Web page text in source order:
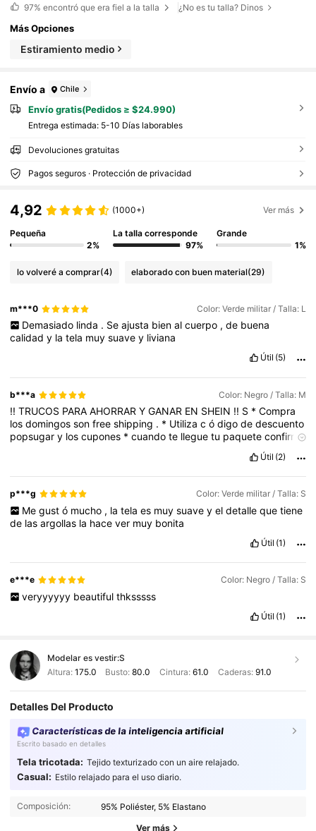
97% encontró que era fiel a la talla ¿No es tu talla? Dinos
Más Opciones
Estiramiento medio
Envío a Chile
Envío gratis(Pedidos ≥ $24.990)
Entrega estimada: 5-10 Días laborables
Devoluciones gratuitas
Pagos seguros · Protección de privacidad
4,92 (1000+) Ver más
Pequeña
2%
La talla corresponde
97%
Grande
1%
lo volveré a comprar(4) elaborado con buen material(29)
m***0 Color: Verde militar / Talla: L
Demasiado linda . Se ajusta bien al cuerpo , de buena
calidady latela muysuavey liviana
Útil (5)
b***a Color: Negro / Talla: M
!!TRUCOS PARAAHORRARYGANAR EN SHEIN !! S *Compra
losdomingossonfreeshipping . * Utilizacódigodedescuento
popsugary loscupones *cuandote lleguetu paqueteconfirma
experiencia
=$1 .00
d
ólar**Haziniciodesesióncheckintodoslosdias,así
obtendr
á s puntos los lives cadami
é
rcoles y comp á esotedar á5puntos,
enloslivesregalancuponessi eres delos primerosenabrirel
cofrederegaloqueapareceráentupantalla
porun
te dará
puntosextra.SITESIRVIOAYUDAMEDANDOLIKE<AMI
RESE ÑAXFAME
Útil (2)
p***g Color: Verde militar / Talla: S
Me gust ó mucho , la tela es muy suave y el detalle que tiene
de lasargollas la hacever muy bonita
Útil (1)
e***e Color: Negro / Talla: S
veryyyyyy beautiful thksssss
Útil (1)
Modelar es vestir:S
Altura: 175.0 Busto:80.0 Cintura: 61.0 Caderas: 91.0
Detalles Del Producto
Características de la inteligencia artificial
Escrito basado en detalles
Tela tricotada: Tejido texturizado con un aire relajado.
Casual: Estilo relajado para el uso diario.
Composición: 95% Poliéster, 5% Elastano
Ver más